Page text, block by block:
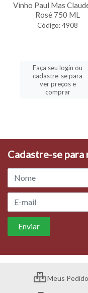
Vinho Paul Mas
Rosé 750 ML
Código: 4908
Faça seu login ou
cadastre-se para
ver preços e
comprar
Cadastre-se
Meus